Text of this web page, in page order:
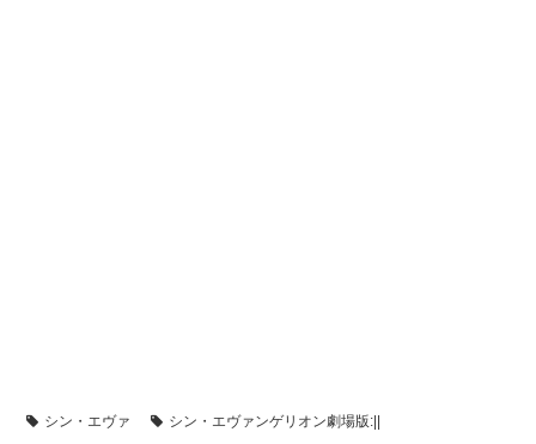
シン・エヴァ
シン・エヴァンゲリオン劇場版:||